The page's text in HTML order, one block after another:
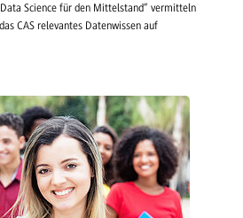
Science für den Mittelstand“ vermitteln
CAS relevantes Datenwissen auf